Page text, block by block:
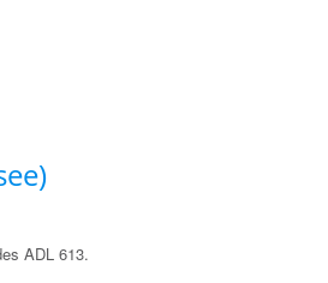
ADL 613.